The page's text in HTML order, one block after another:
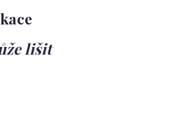
lišit